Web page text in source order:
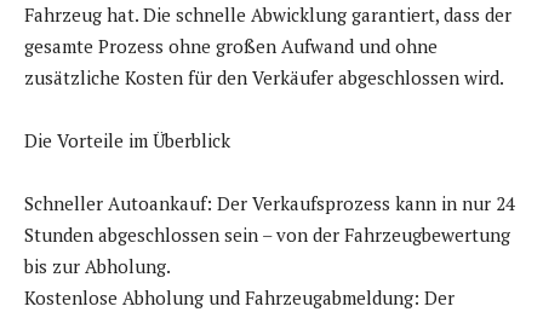
Fahrzeug hat. Die schnelle Abwicklung garantiert, dass der
gesamte Prozess ohne großen Aufwand und ohne
zusätzliche Kosten für den Verkäufer abgeschlossen wird.
Die Vorteile im Überblick
Schneller Autoankauf: Der Verkaufsprozess kann in nur 24
Stunden abgeschlossen sein – von der Fahrzeugbewertung
bis zur Abholung.
Kostenlose Abholung und Fahrzeugabmeldung: Der